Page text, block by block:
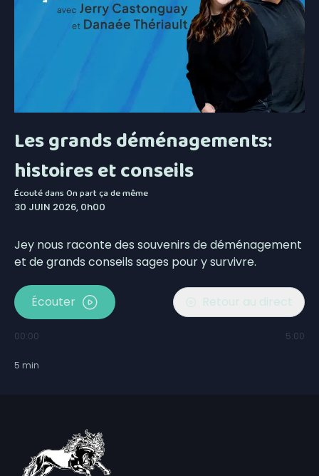
Les grands déménagements:
histoires et conseils
Écouté dansOn part ça de même
30 JUIN 2026, 0h00
Jey nous raconte des souvenirs de déménagement
et de grands conseils sages pour y survivre.
Écouter Retour au direct
00:00 5:00
5 min